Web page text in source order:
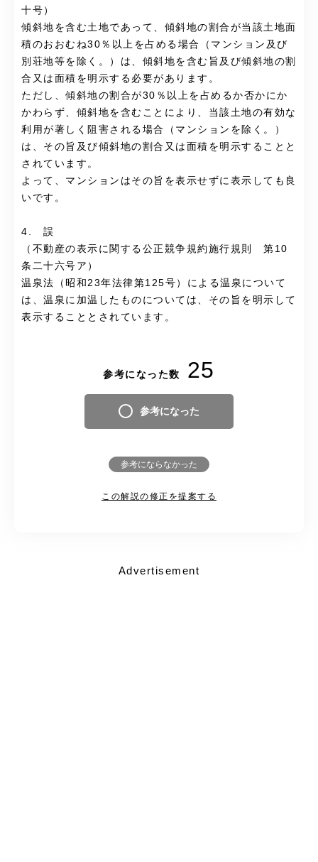
十号）
傾斜地を含む土地であって、傾斜地の割合が当該土地面
積のおおむね30％以上を占める場合（マンション及び
別荘地等を除く。）は、傾斜地を含む旨及び傾斜地の割
合又は面積を明示する必要があります。
ただし、傾斜地の割合が30％以上を占めるか否かにか
かわらず、傾斜地を含むことにより、当該土地の有効な
利用が著しく阻害される場合（マンションを除く。）
は、その旨及び傾斜地の割合又は面積を明示することと
されています。
よって、マンションはその旨を表示せずに表示しても良
いです。
4. 誤
（不動産の表示に関する公正競争規約施行規則 第10
条二十六号ア）
温泉法（昭和23年法律第125号）による温泉について
は、温泉に加温したものについては、その旨を明示して
表示することとされています。
参考になった数 25
参考になった
参考にならなかった
この解説の修正を提案する
Advertisement